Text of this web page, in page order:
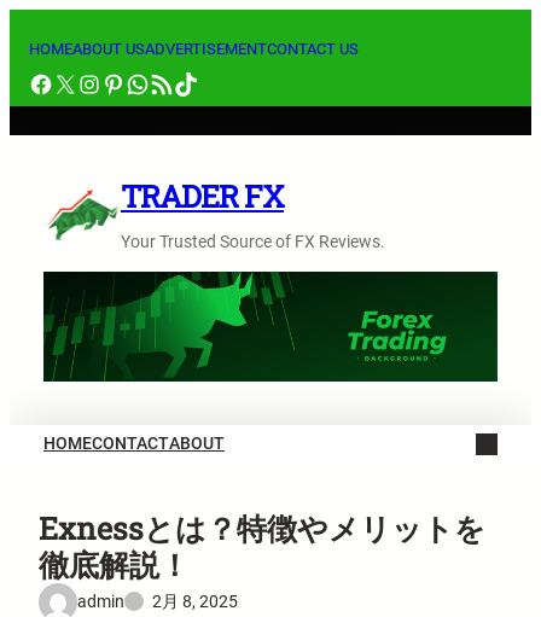
ス
キ
HOMEABOUT USADVERTISEMENTCONTACT US
Facebook
X Instagram
Pinterest
WhatsApp
RSS フィードTikTok
TRADER FX
Your Trusted Source of FX Reviews.
HOMECONTACTABOUT
Exnessとは？特徴やメリットを
徹底解説！
admin 2月 8, 2025